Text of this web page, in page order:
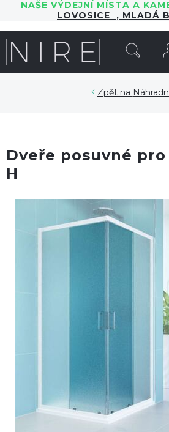
NAŠE VÝDEJNÍ MÍSTA A
LOVOSICE , MLADÁ
Dveře posuvné pro
H